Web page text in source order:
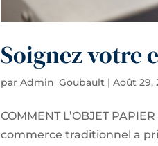
Soignez votre
parAdmin_Goubault |Août 29,
COMMENT L’OBJET
commerce traditionnel a